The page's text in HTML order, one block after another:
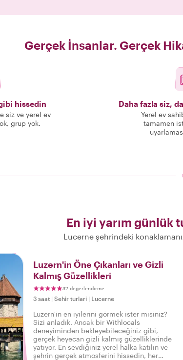
Gerçek İnsanlar. Gerçek
hissedin
siz ve yerel ev
grup yok.
Daha fazla siz,
Yerel ev
tamamen
En iyi yarım günlük
Lucerne şehrindeki
Luzern'in Öne Çıkanları ve Gizli
Kalmış Güzellikleri
32 değerlendirme
3 saat | Sehir turlari | Lucerne
Luzern'in en iyilerini görmek ister misiniz?
Sizi anladık. Ancak bir Withlocals
deneyiminden bekleyebileceğiniz gibi,
gerçek heyecan gizli kalmış güzelliklerinde
yatıyor. En sevdiğiniz yerel halka katılın ve
şehrin gerçek atmosferini hissedin, her